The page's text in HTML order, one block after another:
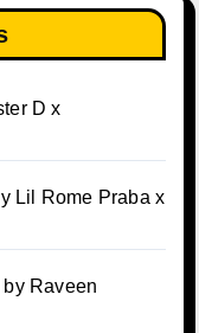
D x
Lil Rome Praba x
Raveen